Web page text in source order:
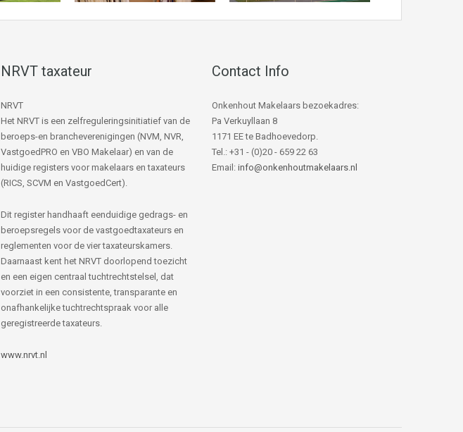
NRVT taxateur
NRVT
Het NRVT is een zelfreguleringsinitiatief van de
beroeps-en brancheverenigingen (NVM, NVR,
VastgoedPRO en VBO Makelaar) en van de
huidige registers voor makelaars en taxateurs
(RICS, SCVM en VastgoedCert).
Dit register handhaaft eenduidige gedrags- en
beroepsregels voor de vastgoedtaxateurs en
reglementen voor de vier taxateurskamers.
Daarnaast kent het NRVT doorlopend toezicht
en een eigen centraal tuchtrechtstelsel, dat
voorziet in een consistente, transparante en
onafhankelijke tuchtrechtspraak voor alle
geregistreerde taxateurs.
www.nrvt.nl
Contact Info
Onkenhout Makelaars bezoekadres:
Pa Verkuyllaan 8
1171 EE te Badhoevedorp.
Tel.: +31 - (0)20 - 659 22 63
Email: info@onkenhoutmakelaars.nl